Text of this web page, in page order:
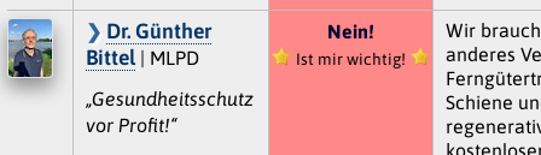
Dr. Günther
Bittel | MLPD
„Gesundheitsschutz
vor Profit!“
Nein!
Ist mir wichtig!
Wir
anderes
Schiene